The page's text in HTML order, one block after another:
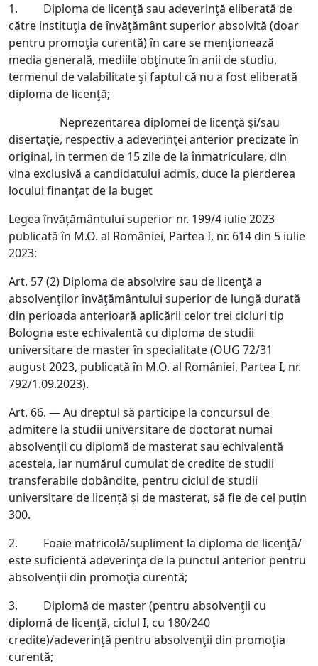
1. Diploma de licenţă sau adeverinţă eliberată de
către instituţia de învăţământ superior absolvită (doar
pentru promoţia curentă) în care se menţionează
media generală, mediile obţinute în anii de studiu,
termenul de valabilitate şi faptul că nu a fost eliberată
diploma de licenţă;
Neprezentarea diplomei de licenţă şi/sau
disertaţie, respectiv a adeverinţei anterior precizate în
original, in termen de 15 zile de la înmatriculare, din
vina exclusivă a candidatului admis, duce la pierderea
locului finanţat de la buget
Legea învăţământului superior nr. 199/4 iulie 2023
publicată în M.O. al României, Partea I, nr. 614 din 5 iulie
2023:
Art. 57(2) Diploma de absolvire sau de licenţă a
absolvenţilor învăţământului superior de lungă durată
din perioada anterioară aplicării celor trei cicluri tip
Bologna este echivalentă cu diploma de studii
universitare de master în specialitate (OUG 72/31
august 2023, publicată în M.O. al României, Partea I, nr.
792/1.09.2023).
Art. 66. — Au dreptul să participe la concursul de
admitere la studii universitare de doctorat numai
absolvenții cu diplomă de masterat sau echivalentă
acesteia, iar numărul cumulat de credite de studii
transferabile dobândite, pentru ciclul de studii
universitare de licență și de masterat, să fie de cel puțin
300.
2. Foaie matricolă/supliment la diploma de licenţă/
este suficientă adeverinţa de la punctul anterior pentru
absolvenţii din promoţia curentă;
3. Diplomă de master (pentru absolvenţii cu
diplomă de licenţă, ciclul I, cu 180/240
credite)/adeverinţă pentru absolvenţii din promoţia
curentă;